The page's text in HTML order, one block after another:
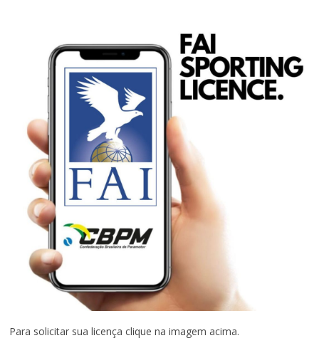
Para solicitar sua licença clique na imagem acima.